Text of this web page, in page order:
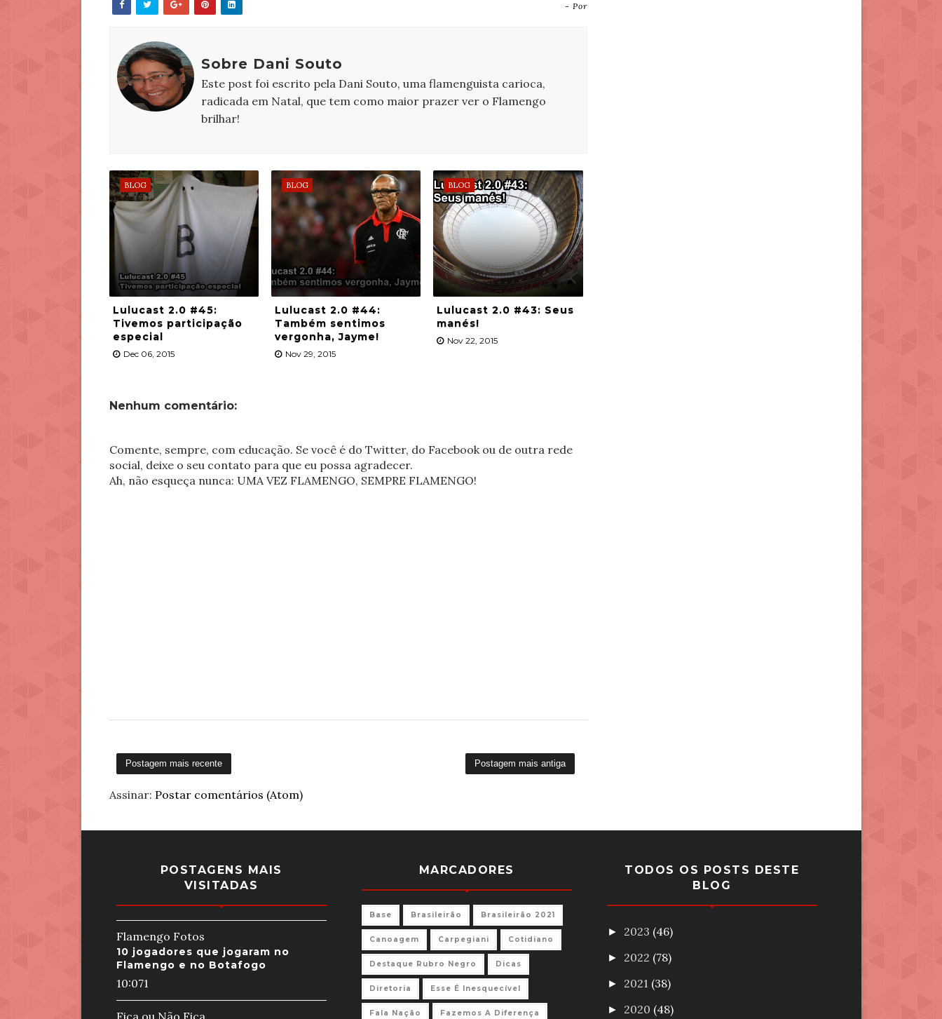
- Por
Sobre Dani Souto
Este post foi escrito pela Dani Souto, uma flamenguista carioca,
radicada em Natal, que tem como maior prazer ver o Flamengo
brilhar!
BLOG
Lulucast 2.0 #45:
Tivemos participação
especial
Dec 06, 2015
BLOG
Lulucast 2.0 #44:
Também sentimos
vergonha, Jayme!
Nov 29, 2015
BLOG
Lulucast 2.0 #43: Seus
manés!
Nov 22, 2015
Nenhum comentário:
Comente, sempre, com educação. Se você é do Twitter, do Facebook ou de outra rede
social, deixe o seu contato para que eu possa agradecer.
Ah, não esqueça nunca: UMA VEZ FLAMENGO, SEMPRE FLAMENGO!
Postagem mais recente Postagem mais antiga
Assinar: Postar comentários (Atom)
POSTAGENS MAIS
VISITADAS
Flamengo Fotos
10 jogadores que jogaram no
Flamengo e no Botafogo
10:071
Fica ou Não Fica
MARCADORES
Base Brasileirão Brasileirão 2021
Canoagem Carpegiani Cotidiano
Destaque Rubro Negro Dicas
Diretoria Esse É Inesquecível
Fala Nação Fazemos A Diferença
TODOS OS POSTS DESTE
BLOG
► 2023 (46)
► 2022 (78)
► 2021 (38)
► 2020 (48)